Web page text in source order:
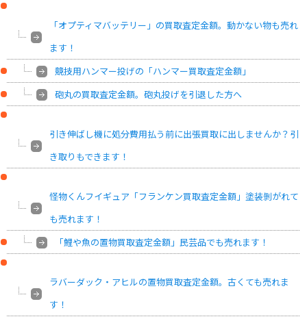
「オプティマバッテリー」の買取査定金額。動かない物も売れ
ます！
競技用ハンマー投げの「ハンマー買取査定金額」
砲丸の買取査定金額。砲丸投げを引退した方へ
引き伸ばし機に処分費用払う前に出張買取に出しませんか？引
き取りもできます！
怪物くんフイギュア「フランケン買取査定金額」塗装剝がれて
も売れます！
「鯉や魚の置物買取査定金額」民芸品でも売れます！
ラバーダック・アヒルの置物買取査定金額。古くても売れま
す！